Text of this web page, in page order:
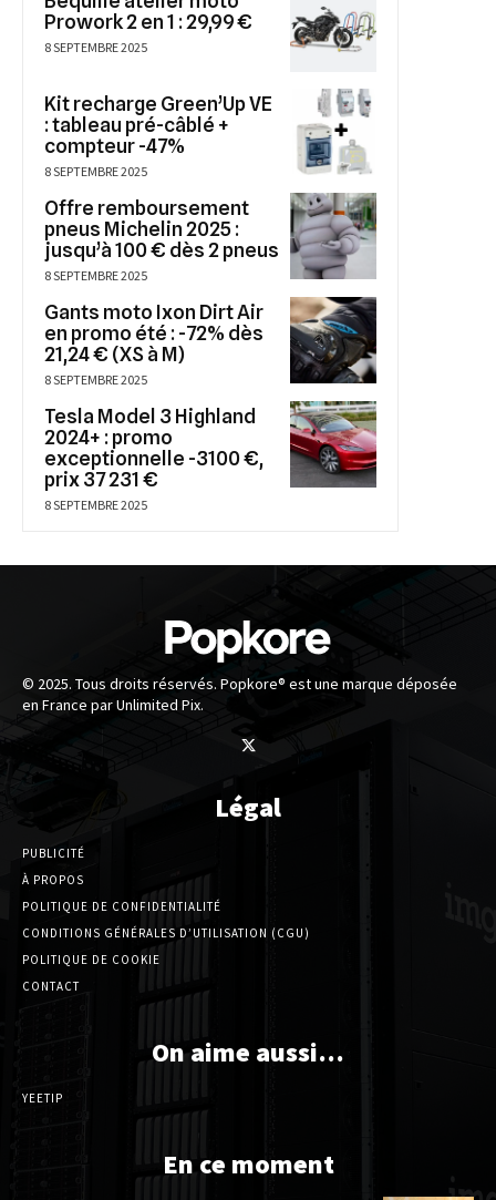
Prowork 2 en 1 : 29,99 €
8 SEPTEMBRE 2025
Kit recharge Green’Up VE
: tableau pré-câblé +
compteur -47%
8 SEPTEMBRE 2025
Offre remboursement
pneus Michelin 2025 :
jusqu’à 100 € dès 2 pneus
8 SEPTEMBRE 2025
Gants moto Ixon Dirt Air
en promo été : -72% dès
21,24 € (XS à M)
8 SEPTEMBRE 2025
Tesla Model 3 Highland
2024+ : promo
exceptionnelle -3100 €,
prix 37 231 €
8 SEPTEMBRE 2025
© 2025. Tous droits réservés. Popkore® est une marque déposée
en France par Unlimited Pix.
Légal
PUBLICITÉ
À PROPOS
POLITIQUE DE CONFIDENTIALITÉ
CONDITIONS GÉNÉRALES D’UTILISATION (CGU)
POLITIQUE DE COOKIE
CONTACT
On aime aussi…
YEETIP
En ce moment